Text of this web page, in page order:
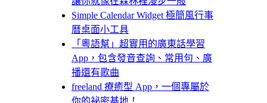
Simple Calendar Widget 極簡風行事
曆桌面小工具
「粵語幫」超實用的廣東話學習
App，包含發音查詢、常用句、廣
播還有歌曲
freeland 療癒型 App，一個專屬於
你的祕密基地！